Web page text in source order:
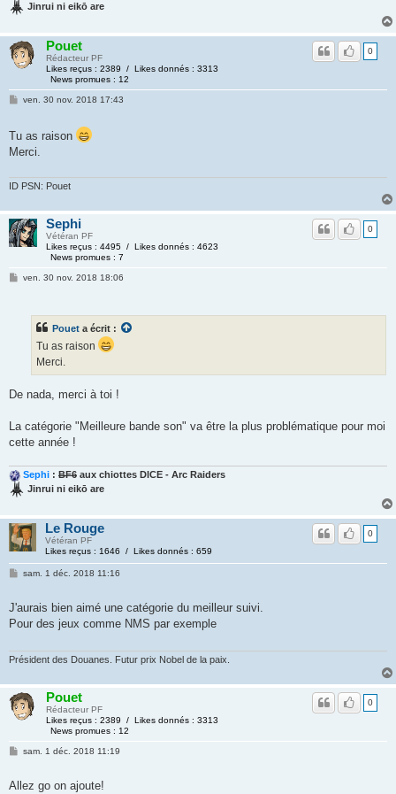
Jinrui ni eikō are
Pouet
Rédacteur PF
Likes reçus : 2389 / Likes donnés : 3313
News promues : 12
0
ven. 30 nov. 2018 17:43
Tu as raison
Merci.
ID PSN: Pouet
Sephi
Vétéran PF
Likes reçus : 4495 / Likes donnés : 4623
News promues : 7
0
ven. 30 nov. 2018 18:06
Pouet a écrit :
Tu as raison
Merci.
De nada, merci à toi !
La catégorie "Meilleure bande son" va être la plus problématique pour moi
cette année !
Sephi : BF6 aux chiottes DICE - Arc Raiders
Jinrui ni eikō are
Le Rouge
Vétéran PF
Likes reçus : 1646 / Likes donnés : 659
0
sam. 1 déc. 2018 11:16
J'aurais bien aimé une catégorie du meilleur suivi.
Pour des jeux comme NMS par exemple
Président des Douanes. Futur prix Nobel de la paix.
Pouet
Rédacteur PF
Likes reçus : 2389 / Likes donnés : 3313
News promues : 12
0
sam. 1 déc. 2018 11:19
Allez go on ajoute!